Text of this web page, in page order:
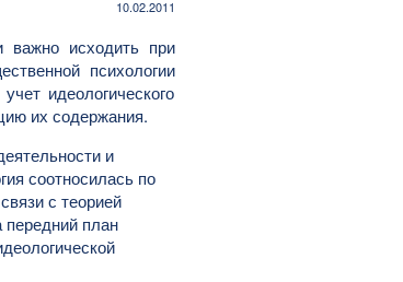
10.02.2011
важно исходить при
психологии
идеологического
их содержания.
и
соотносилась по
с теорией
передний план